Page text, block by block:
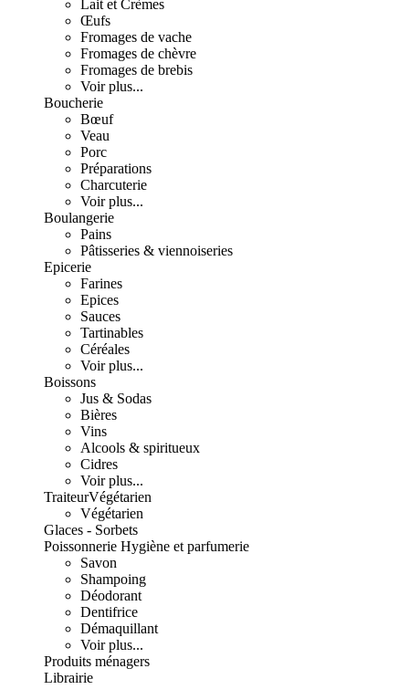
Lait et Crèmes
Œufs
Fromages de vache
Fromages de chèvre
Fromages de brebis
Voir plus...
Boucherie
Bœuf
Veau
Porc
Préparations
Charcuterie
Voir plus...
Boulangerie
Pains
Pâtisseries & viennoiseries
Epicerie
Farines
Epices
Sauces
Tartinables
Céréales
Voir plus...
Boissons
Jus & Sodas
Bières
Vins
Alcools & spiritueux
Cidres
Voir plus...
TraiteurVégétarien
Végétarien
Glaces - Sorbets
Poissonnerie Hygiène et parfumerie
Savon
Shampoing
Déodorant
Dentifrice
Démaquillant
Voir plus...
Produits ménagers
Librairie